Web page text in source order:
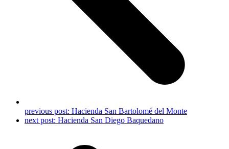
previous post: Hacienda San Bartolomé del Monte
next post: Hacienda San Diego Baquedano